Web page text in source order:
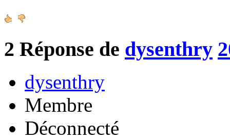
2 Réponse de dysenthry
dysenthry
Membre
Déconnecté